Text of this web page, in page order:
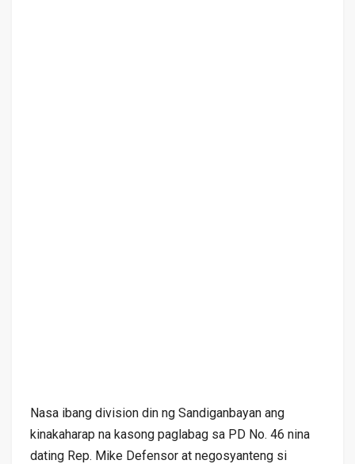
Nasa ibang division din ng Sandiganbayan ang
kinakaharap na kasong paglabag sa PD No. 46 nina
dating Rep. Mike Defensor at negosyanteng si